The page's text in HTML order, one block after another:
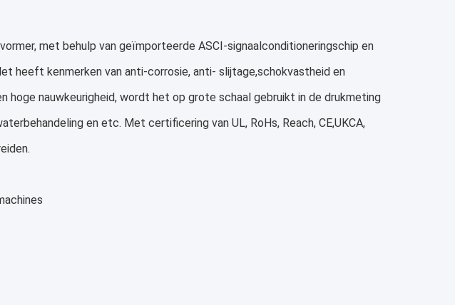
met behulp van geïmporteerde ASCI-signaalconditioneringschip en
heeft kenmerken van anti-corrosie, anti- slijtage,schokvastheid en
nauwkeurigheid, wordt het op grote schaal gebruikt in de drukmeting
en etc. Met certificering van UL, RoHs, Reach, CE,UKCA,